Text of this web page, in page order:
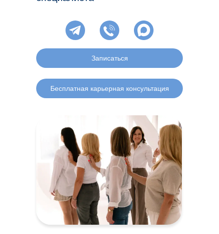
Записаться
Бесплатная карьерная консультация